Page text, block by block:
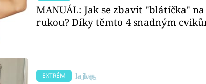
MANUÁL: Jak se zbavit "blátíčka" na
rukou? Díky těmto 4 snadným
EXTRÉM